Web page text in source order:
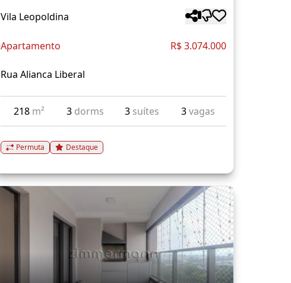
Vila Leopoldina
Apartamento R$ 3.074.000
Rua Alianca Liberal
218 m² 3 dorms 3 suítes 3vagas
Permuta Destaque